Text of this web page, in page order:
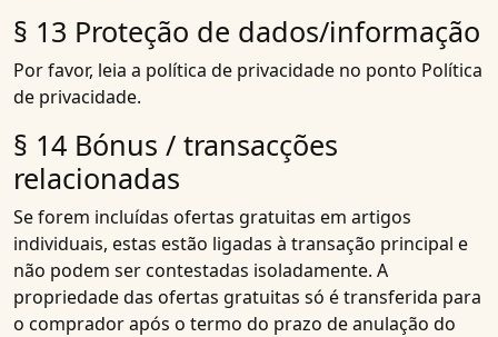
§ 13 Proteção de dados/informação
Por favor, leia a política de privacidade no ponto Política
de privacidade.
§ 14 Bónus / transacções
relacionadas
Se forem incluídas ofertas gratuitas em artigos
individuais, estas estão ligadas à transação principal e
não podem ser contestadas isoladamente. A
propriedade das ofertas gratuitas só é transferida para
o comprador após o termo do prazo de anulação do